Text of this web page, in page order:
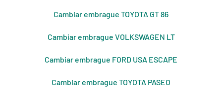
Cambiar embrague TOYOTA GT 86
Cambiar embrague VOLKSWAGEN LT
Cambiar embrague FORD USA ESCAPE
Cambiar embrague TOYOTA PASEO